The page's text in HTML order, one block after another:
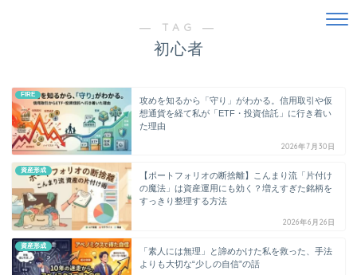
― TAG ―
初心者
FIRE
攻めを知るから「守り」がわかる。信用取引や仮
想通貨を経て私が「ETF・投資信託」に行き着い
た理由
2026年7月30日
資産形成
【ポートフォリオの断捨離】こんまり流「片付け
の魔法」は資産運用にも効く？増えすぎた銘柄を
すっきり整理する方法
2026年6月26日
資産形成
「素人には無理」と諦めかけた私を救った、手法
よりも大切な“少しの自信”の話